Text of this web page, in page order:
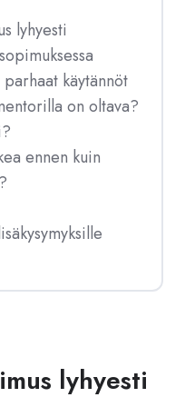
lyhyesti
käytännöt
on oltava?
ennen kuin
lyhyesti